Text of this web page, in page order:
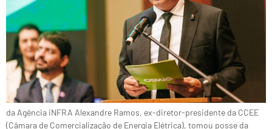
da Agência iNFRA Alexandre Ramos, ex-diretor-presidente da CCEE
(Câmara de Comercialização de Energia Elétrica), tomou posse da